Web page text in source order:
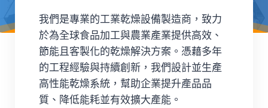
我們是專業的工業乾燥設備製造商，致力
於為全球食品加工與農業產業提供高效、
節能且客製化的乾燥解決方案。憑藉多年
的工程經驗與持續創新，我們設計並生產
高性能乾燥系統，幫助企業提升產品品
質、降低能耗並有效擴大產能。